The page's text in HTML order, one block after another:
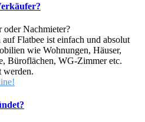
oder Nachmieter?
Flatbee ist einfach und absolut
wie Wohnungen, Häuser,
Büroflächen, WG-Zimmer etc.
werden.